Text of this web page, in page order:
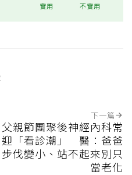
實用 不實用
下一篇
父親節團聚後神經內科常
迎「看診潮」 醫：爸爸
步伐變小、站不起來別只
當老化